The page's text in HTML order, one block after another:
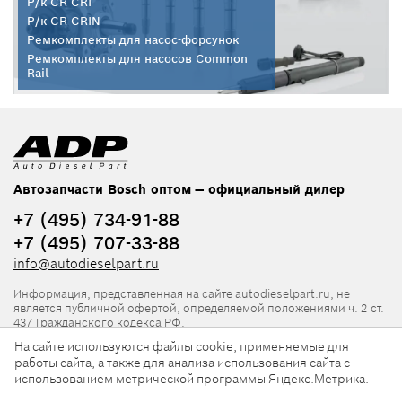
Р/к CR CRIN
Ремкомплекты для насос-форсунок
Ремкомплекты для насосов Common
Rail
Автозапчасти Bosch оптом — официальный дилер
+7 (495) 734-91-88
+7 (495) 707-33-88
info@autodieselpart.ru
Информация, представленная на сайте autodieselpart.ru, не
является публичной офертой, определяемой положениями ч. 2 ст.
437 Гражданского кодекса РФ.
Нормативная документация
ADP в социальных сетях
На сайте используются файлы cookie, применяемые для
работы сайта, а также для анализа использования сайта с
использованием метрической программы Яндекс.Метрика.